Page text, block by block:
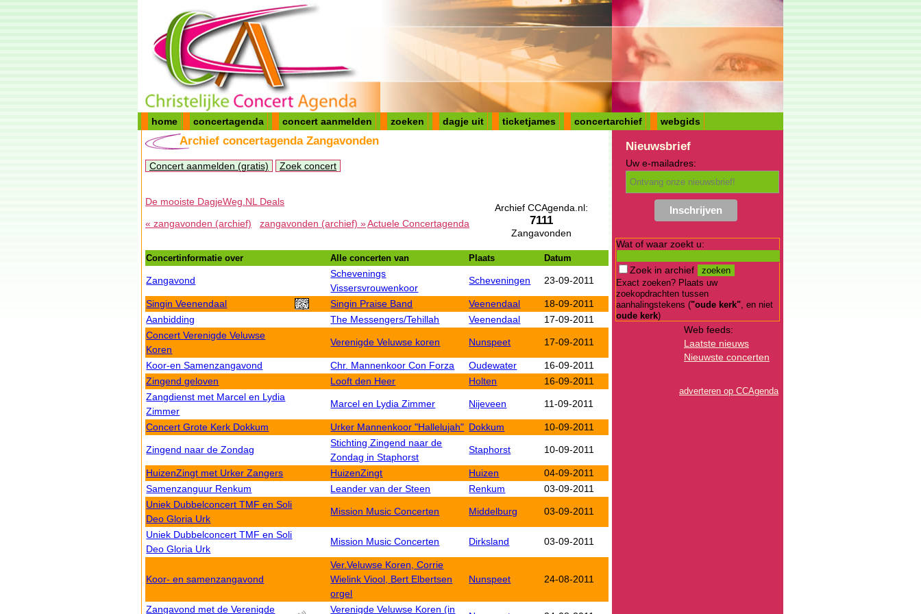
home concertagenda concert aanmelden zoeken dagje uit ticketjames concertarchief webgids
Archief concertagenda Zangavonden
Concert aanmelden (gratis) Zoek concert
Archief CCAgenda.nl:
7111
Zangavonden
De mooiste DagjeWeg.NL Deals
« zangavonden (archief)
zangavonden (archief) »Actuele Concertagenda
Concertinformatie over Alle concerten van Plaats Datum
Zangavond
Schevenings
Vissersvrouwenkoor
Scheveningen 23-09-2011
Singin Veenendaal Singin Praise Band Veenendaal
18-09-2011
Aanbidding
The Messengers/Tehillah Veenendaal
17-09-2011
Concert Verenigde Veluwse
Koren
Verenigde Veluwse koren Nunspeet 17-09-2011
Koor-en Samenzangavond Chr. Mannenkoor Con Forza Oudewater
16-09-2011
Zingend geloven
Looft den Heer Holten
16-09-2011
Zangdienst met Marcel en Lydia
Zimmer
Marcel en Lydia Zimmer Nijeveen 11-09-2011
Concert Grote Kerk Dokkum Urker Mannenkoor "Hallelujah" Dokkum 10-09-2011
Zingend naar de Zondag
Stichting Zingend naar de
Zondag in Staphorst
Staphorst 10-09-2011
HuizenZingt met Urker Zangers HuizenZingt Huizen
04-09-2011
Samenzanguur Renkum
Leander van der Steen Renkum
03-09-2011
Uniek Dubbelconcert TMF en Soli
Deo Gloria Urk
Mission Music Concerten Middelburg 03-09-2011
Uniek Dubbelconcert TMF en Soli
Deo Gloria Urk
Mission Music Concerten Dirksland 03-09-2011
Koor- en samenzangavond
Ver.Veluwse Koren, Corrie
Wielink Viool, Bert Elbertsen
orgel
Nunspeet 24-08-2011
Zangavond met de Verenigde Verenigde Veluwse Koren (in
Nieuwsbrief
Uw e-mailadres:
Wat of waar zoekt u:
Zoek in archief
Exact zoeken? Plaats uw
zoekopdrachten tussen
aanhalingstekens ("oude kerk", en niet
oude kerk)
Web feeds:
Laatste nieuws
Nieuwste concerten
adverteren op CCAgenda